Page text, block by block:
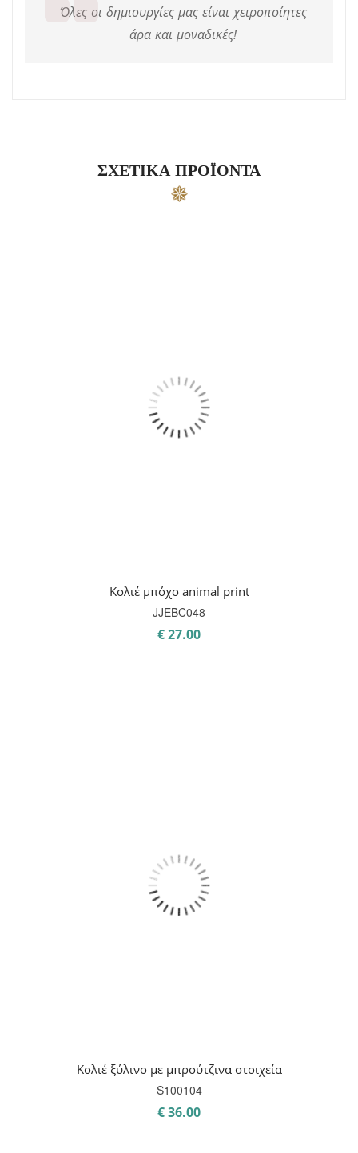
Όλες οι δημιουργίες μας είναι χειροποίητες
άρα και μοναδικές!
ΣΧΕΤΙΚΆ ΠΡΟΪΌΝΤΑ
Κολιέ μπόχο animal print
JJEBC048
€27.00
Κολιέ ξύλινο με μπρούτζινα στοιχεία
S100104
€36.00